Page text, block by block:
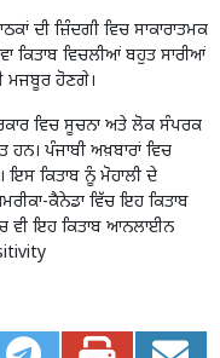
ਦੀ ਜ਼ਿੰਦਗੀ ਵਿਚ ਸਾਕਾਰਾਤਮਕ
ਕਿਤਾਬ ਵਿਚਲੀਆਂ ਬਹੁਤ ਸਾਰੀਆਂ
ਮਜਬੂਰ ਹੋਣਗੇ।
ਵਿਚ ਸੂਚਨਾ ਅਤੇ ਲੋਕ ਸੰਪਰਕ
ਪੰਜਾਬੀ ਅਖ਼ਬਾਰਾਂ ਵਿਚ
ਇਸ ਕਿਤਾਬ ਨੂੰ ਮੋਹਾਲੀ ਦੇ
ਕੈਨੇਡਾ ਵਿੱਚ ਇਹ ਕਿਤਾਬ
ਵੀ ਇਹ ਕਿਤਾਬ ਆਨਲਾਈਨ